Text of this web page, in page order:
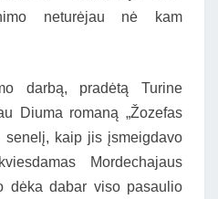
neturėjau nė kam
darbą, pradėtą Turine
Diuma romaną „Žozefas
senelį, kaip jis įsmeigdavo
Mordechajaus
dėka dabar viso pasaulio